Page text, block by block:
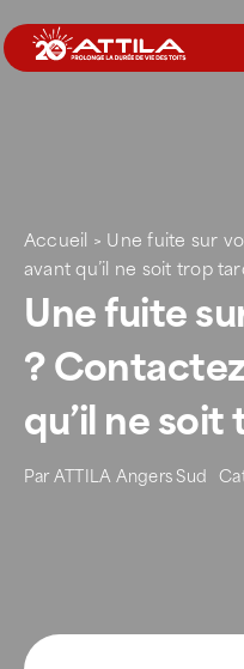
au
contenu
Nos agences
Votre toit
Rejoignez-nous
Accueil > Une fuite sur
avant qu’il ne soit trop
Une fuite
?
qu’il ne
ParATTILA Angers Sud